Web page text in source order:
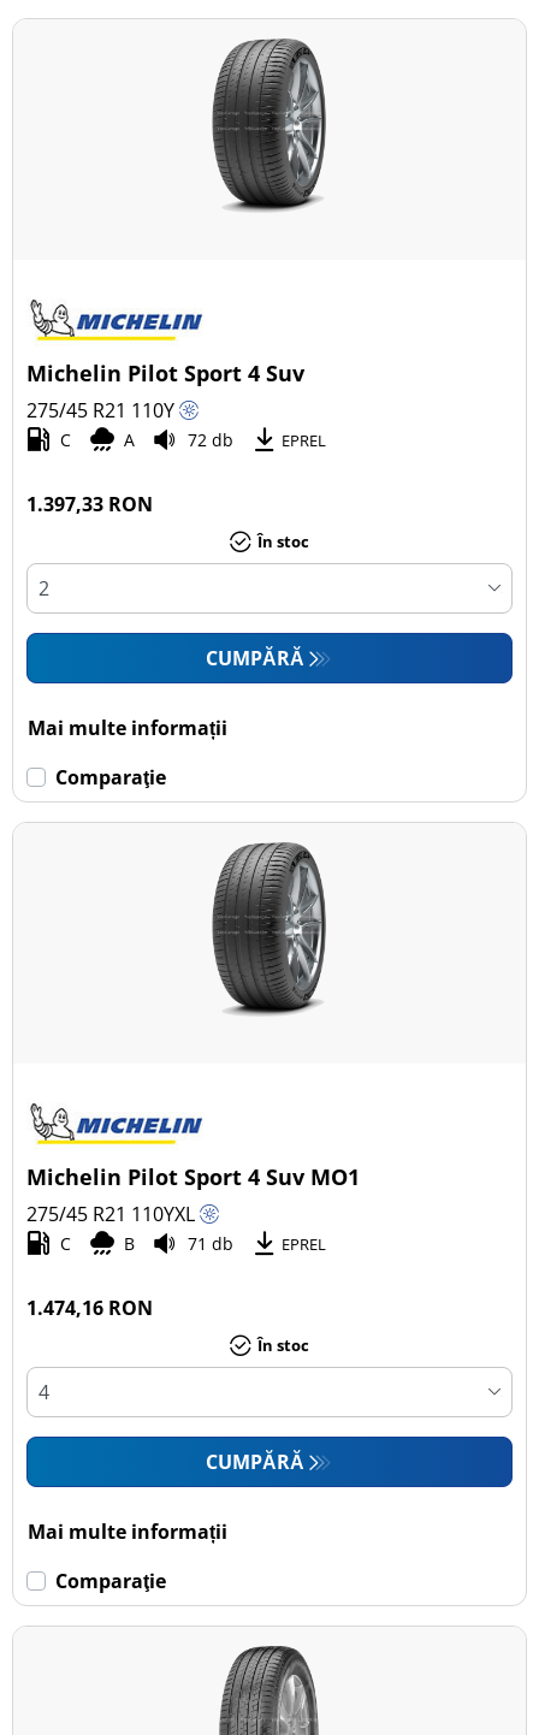
Michelin Pilot Sport 4 Suv
275/45 R21 110Y
C A 72 db EPREL
1.397,33 RON
În stoc
CUMPĂRĂ
Mai multe informații
Comparaţie
Michelin Pilot Sport 4 Suv MO1
275/45 R21 110YXL
C B 71 db EPREL
1.474,16 RON
În stoc
CUMPĂRĂ
Mai multe informații
Comparaţie